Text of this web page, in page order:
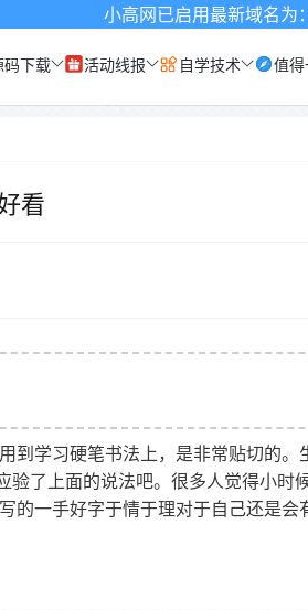
小高网已启用最新域名为：
码下载 活动线报 自学技术 值
看
到学习硬笔书法上，是非常贴切的
验了上面的说法吧。很多人觉得小时
的一手好字于情于理对于自己还是